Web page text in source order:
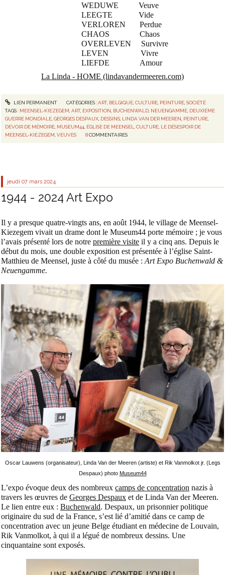
WEDUWE Veuve
LEEGTE Vide
VERLOREN Perdue
CHAOS Chaos
OVERLEVEN Survivre
LEVEN Vivre
LIEFDE Amour
La Linda - HOME (lindavandermeeren.com)
LIEN PERMANENT CATÉGORIES :ART, BELGIQUE, CULTURE, PEINTURE, SOCIÉTÉ
TAGS : MEENSEL-KIEZEGEM ,ART, EXPOSITION BUCHENWALD NEUENGAMME DEUXIÈME
GUERRE MONDIALE ,GEORGES DESPAUX DESSINS LINDA VAN DER MEEREN PEINTURE
DEVOIR DE MÉMOIRE MUSEUM44 ÉGLISE DE MEENSEL ,CULTURE LE DÉSESPOIR DE
MEENSEL-KIEZEGEM ,VEUVES 8 COMMENTAIRES
jeudi 07 mars 2024
1944 - 2024 Art Expo
Il y a presque quatre-vingts ans, en août 1944, le village de Meensel-
Kiezegem vivait un drame dont le Museum44 porte mémoire ; je vous
l’avais présenté lors de notre première visite il y a cinq ans. Depuis le
début du mois, une double exposition est présentée à l’église Saint-
Matthieu de Meensel, juste à côté du musée : Art Expo Buchenwald &
Neuengamme.
Oscar Lauwens (organisateur), Linda Van der Meeren (artiste) et Rik Vanmolkot jr. (Legs
Despaux) photo Museum44
L’expo évoque deux des nombreux camps de concentration nazis à
travers les œuvres de Georges Despaux et de Linda Van der Meeren.
Le lien entre eux : Buchenwald. Despaux, un prisonnier politique
originaire du sud de la France, s’est lié d’amitié dans ce camp de
concentration avec un jeune Belge étudiant en médecine de Louvain,
Rik Vanmolkot, à qui il a légué de nombreux dessins. Une
cinquantaine sont exposés.